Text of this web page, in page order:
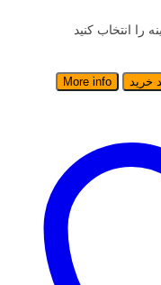
را انتخاب کنید
خرید More info